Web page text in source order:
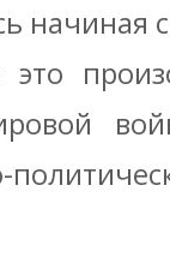
начиная
это